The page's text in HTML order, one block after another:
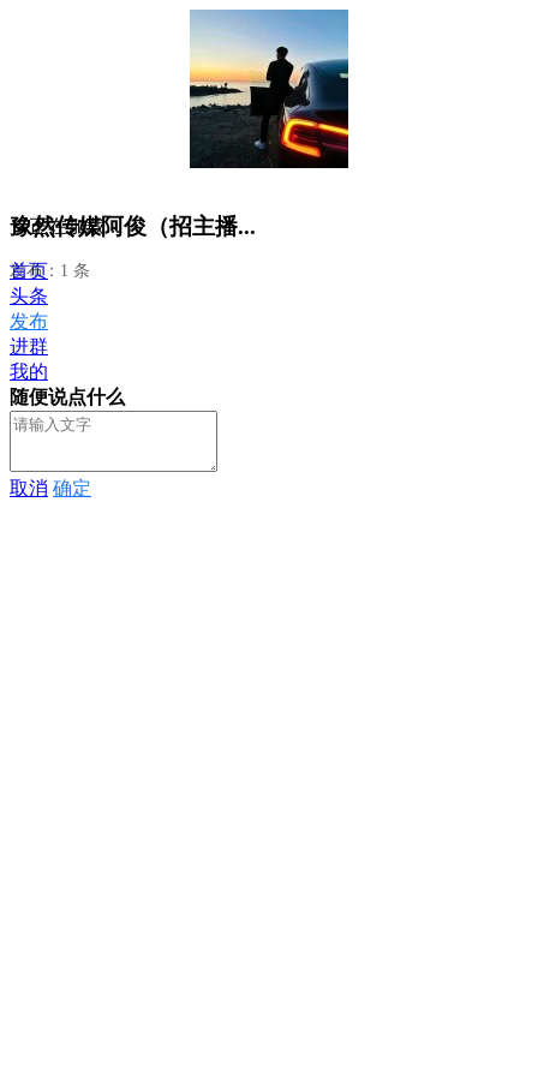
豫然传媒阿俊（招主播...
发布：1 条
正在加载...
首页
头条
发布
进群
我的
随便说点什么
取消 确定